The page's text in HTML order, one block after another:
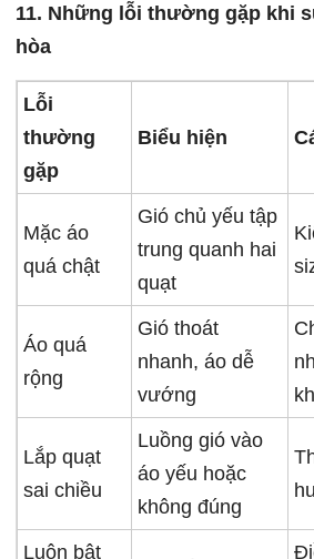
11. Những lỗi thường gặp khi
hòa
Lỗi
thường
gặp
Biểu hiện
Mặc áo
quá chật
Gió chủ yếu tập
trung quanh hai
quạt
Áo quá
rộng
Gió thoát
nhanh, áo dễ
vướng
Lắp quạt
sai chiều
Luồng gió vào
áo yếu hoặc
không đúng
Luôn bật